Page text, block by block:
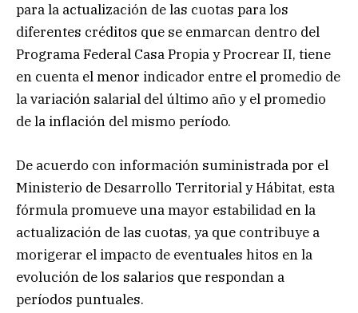
para la actualización de las cuotas para los
diferentes créditos que se enmarcan dentro del
Programa Federal Casa Propia y Procrear II, tiene
en cuenta el menor indicador entre el promedio de
la variación salarial del último año y el promedio
de la inflación del mismo período.
De acuerdo con información suministrada por el
Ministerio de Desarrollo Territorial y Hábitat, esta
fórmula promueve una mayor estabilidad en la
actualización de las cuotas, ya que contribuye a
morigerar el impacto de eventuales hitos en la
evolución de los salarios que respondan a
períodos puntuales.